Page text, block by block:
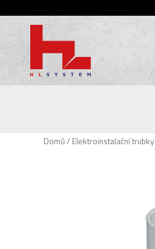
Domů/ Elektroinstalační trubky